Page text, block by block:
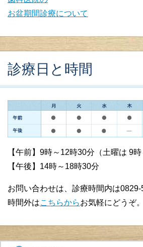
お盆期間診療について
診療日と時間
【午前】9時～12時30分（土曜は 9時
【午後】14時～18時30分
お問い合わせは、診療時間内は
時間外はこちらからお気軽にどうぞ。